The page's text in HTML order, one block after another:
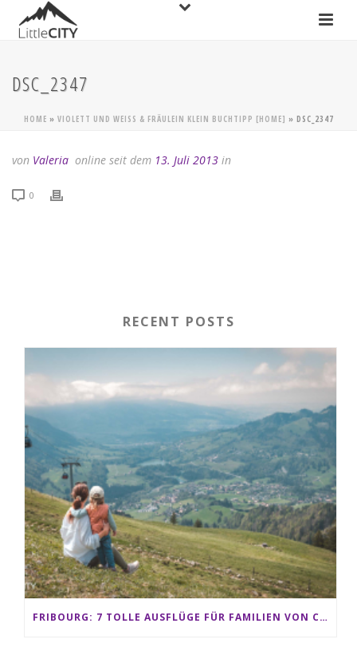
DSC_2347
HOME » VIOLETT UND WEISS & FRÄULEIN KLEIN BUCHTIPP [HOME] » DSC_2347
von Valeria online seit dem 13. Juli 2013 in
0
RECENT POSTS
FRIBOURG: 7 TOLLE AUSFLÜGE FÜR FAMILIEN VON CHARMEY BIS LES PACCOTS